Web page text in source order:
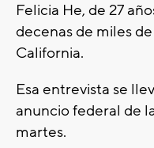
Felicia He, de 27
decenas de miles
California.
Esa entrevista se
anuncio federal de
martes.